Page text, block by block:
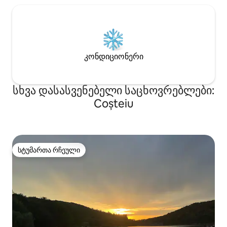
კონდიციონერი
სხვა დასასვენებელი საცხოვრებლები:
Coșteiu
სტუმართა რჩეული
სტუმართა რჩეული